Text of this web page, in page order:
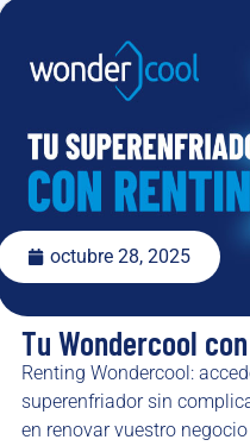
octubre 28, 2025
Tu Wondercool
Renting Wondercool:
superenfriador sin
en renovar vuestro